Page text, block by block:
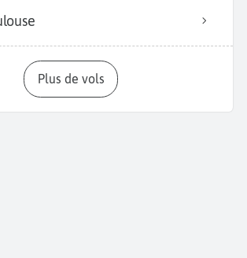
Plus de vols